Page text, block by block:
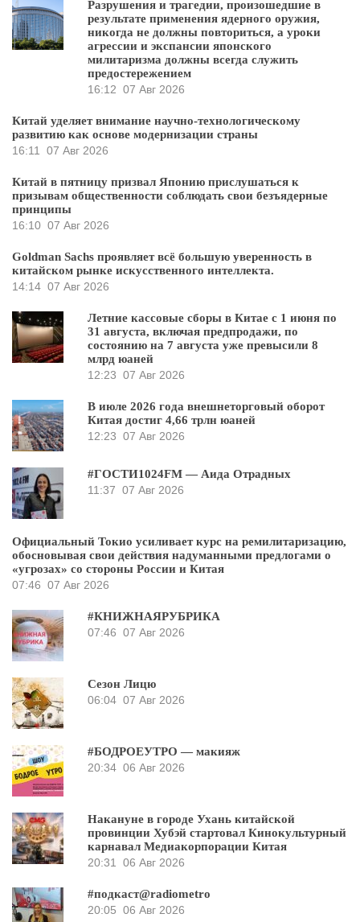
Разрушения и трагедии, произошедшие в
результате применения ядерного оружия,
никогда не должны повториться, а уроки
агрессии и экспансии японского
милитаризма должны всегда служить
предостережением
16:12 07 Авг 2026
Китай уделяет внимание научно-технологическому
развитию как основе модернизации страны
16:11
07 Авг 2026
Китай в пятницу призвал Японию прислушаться к
призывам общественности соблюдать свои безъядерные
принципы
16:10 07 Авг 2026
Goldman Sachs проявляет всё большую уверенность в
китайском рынке искусственного интеллекта.
14:14 07 Авг 2026
Летние кассовые сборы в Китае с 1 июня по
31 августа, включая предпродажи, по
состоянию на 7 августа уже превысили 8
млрд юаней
12:23 07 Авг 2026
В июле 2026 года внешнеторговый оборот
Китая достиг 4,66 трлн юаней
12:23 07 Авг 2026
#ГОСТИ1024FM — Аида Отрадных
11:37 07 Авг 2026
Официальный Токио усиливает курс на ремилитаризацию,
обосновывая свои действия надуманными предлогами о
«угрозах» со стороны России и Китая
07:46 07 Авг 2026
#КНИЖНАЯРУБРИКА
07:46 07 Авг 2026
Сезон Лицю
06:04 07 Авг 2026
#БОДРОЕУТРО — макияж
20:34 06 Авг 2026
Накануне в городе Ухань китайской
провинции Хубэй стартовал Кинокультурный
карнавал Медиакорпорации Китая
20:31
06 Авг 2026
#подкаст@radiometro
20:05 06 Авг 2026